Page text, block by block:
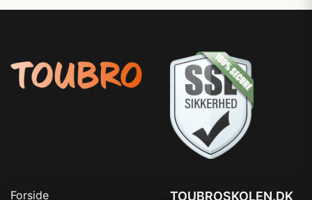
Forside TOUBROSKOLEN.DK